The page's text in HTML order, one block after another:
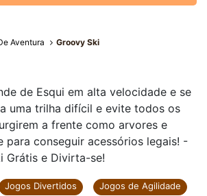
Aventura Groovy Ski
de Esqui em alta velocidade e se
uma trilha difícil e evite todos os
a frente como arvores e
para conseguir acessórios legais! -
Grátis e Divirta-se!
Jogos Divertidos Jogos de Agilidade